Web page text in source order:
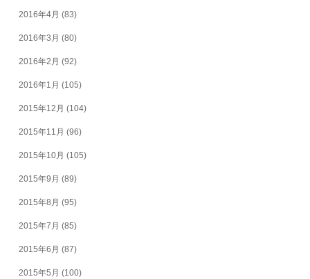
2016年4月 (83)
2016年3月 (80)
2016年2月 (92)
2016年1月 (105)
2015年12月 (104)
2015年11月 (96)
2015年10月 (105)
2015年9月 (89)
2015年8月 (95)
2015年7月 (85)
2015年6月 (87)
2015年5月 (100)